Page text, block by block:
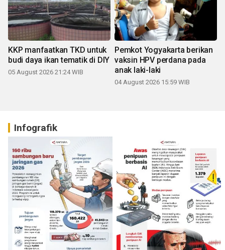
KKP manfaatkan TKD untuk
budi daya ikan tematik di DIY
05 August 2026 21:24 WIB
Pemkot Yogyakarta berikan
vaksin HPV perdana pada
anak laki-laki
04 August 2026 15:59 WIB
Infografik